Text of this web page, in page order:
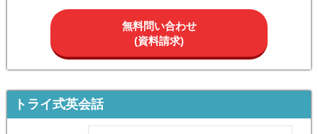
無料問い合わせ
(資料請求)
トライ式英会話